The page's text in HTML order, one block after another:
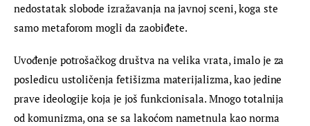
nedostatak slobode izražavanja na javnoj sceni, koga ste
samo metaforom mogli da zaobiđete.
Uvođenje potrošačkog društva na velika vrata, imalo je za
posledicu ustoličenja fetišizma materijalizma, kao jedine
prave ideologije koja je još funkcionisala. Mnogo totalnija
od komunizma, ona se sa lakoćom nametnula kao norma